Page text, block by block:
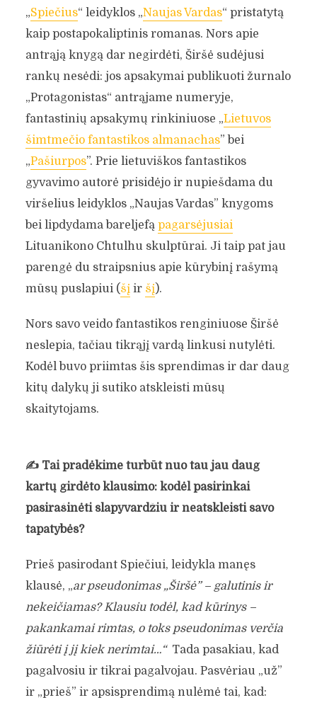
„Spiečius“ leidyklos „Naujas Vardas“ pristatytą
kaip postapokaliptinis romanas. Nors apie
antrąją knygą dar negirdėti, Širšė sudėjusi
rankų nesėdi: jos apsakymai publikuoti žurnalo
„Protagonistas“ antrąjame numeryje,
fantastinių apsakymų rinkiniuose „Lietuvos
šimtmečio fantastikos almanachas” bei
„Pašiurpos”. Prie lietuviškos fantastikos
gyvavimo autorė prisidėjo ir nupiešdama du
viršelius leidyklos „Naujas Vardas” knygoms
bei lipdydama bareljefą pagarsėjusiai
Lituanikono Chtulhu skulptūrai. Ji taip pat jau
parengė du straipsnius apie kūrybinį rašymą
mūsų puslapiui (šįir šį).
Nors savo veido fantastikos renginiuose Širšė
neslepia, tačiau tikrąjį vardą linkusi nutylėti.
Kodėl buvo priimtas šis sprendimas ir dar daug
kitų dalykų ji sutiko atskleisti mūsų
skaitytojams.
✍️ Tai pradėkime turbūt nuo tau jau daug
kartų girdėto klausimo: kodėl pasirinkai
pasirašinėti slapyvardžiu ir neatskleisti savo
tapatybės?
Prieš pasirodant Spiečiui, leidykla manęs
klausė, „ar pseudonimas „Širšė” – galutinis ir
nekeičiamas? Klausiu todėl, kad kūrinys –
pakankamai rimtas, o toks pseudonimas verčia
žiūrėti į jį kiek nerimtai…“ Tada pasakiau, kad
pagalvosiu ir tikrai pagalvojau. Pasvėriau „už”
ir „prieš” ir apsisprendimą nulėmė tai, kad: